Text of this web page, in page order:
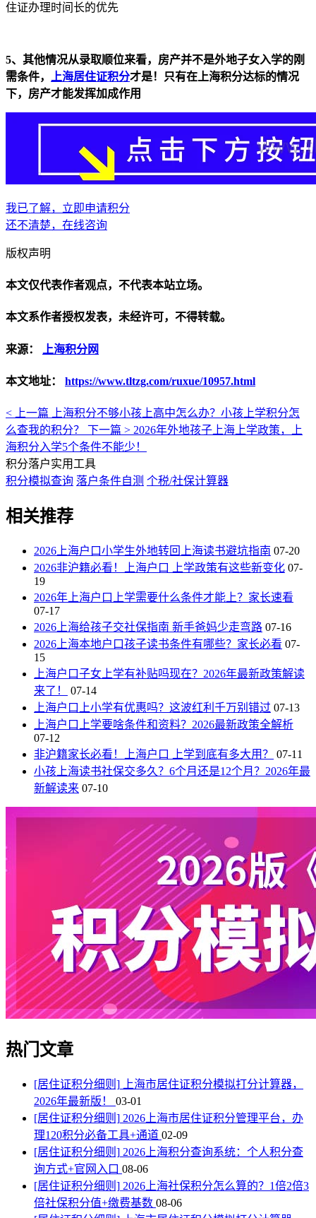
住证办理时间长的优先
5、其他情况从录取顺位来看，房产并不是外地子女入学的刚
需条件，
上海居住证积分才是！只有在上海积分达标的情况
下，房产才能发挥加成作用
我已了解，立即申请积分
还不清楚，在线咨询
版权声明
本文仅代表作者观点，不代表本站立场。
本文系作者授权发表，未经许可，不得转载。
来源： 上海积分网
本文地址： https://www.tltzg.com/ruxue/10957.html
< 上一篇
上海积分不够小孩上高中怎么办？小孩上学积分怎
么查我的积分？ 下一篇 > 2026年外地孩子上海上学政策，上
海积分入学5个条件不能少！
积分落户实用工具
积分模拟查询 落户条件自测 个税/社保计算器
相关推荐
2026上海户口小学生外地转回上海读书避坑指南 07-20
2026非沪籍必看！上海户口 上学政策有这些新变化 07-
19
2026年上海户口上学需要什么条件才能上？家长速看
07-17
2026上海给孩子交社保指南 新手爸妈少走弯路 07-16
2026上海本地户口孩子读书条件有哪些？家长必看 07-
15
上海户口子女上学有补贴吗现在？2026年最新政策解读
来了！
07-14
上海户口上小学有优惠吗？这波红利千万别错过 07-13
上海户口上学要啥条件和资料？2026最新政策全解析
07-12
非沪籍家长必看！上海户口 上学到底有多大用？
07-11
小孩上海读书社保交多久？6个月还是12个月？2026年最
新解读来 07-10
热门文章
[居住证积分细则] 上海市居住证积分模拟打分计算器，
2026年最新版！ 03-01
[居住证积分细则] 2026上海市居住证积分管理平台，办
理120积分必备工具+通道 02-09
[居住证积分细则] 2026上海积分查询系统：个人积分查
询方式+官网入口 08-06
[居住证积分细则] 2026上海社保积分怎么算的？1倍2倍3
倍社保积分值+缴费基数 08-06